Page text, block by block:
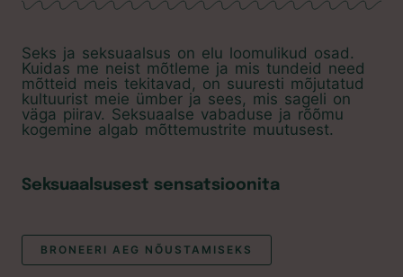
Seks ja seksuaalsus on elu loomulikud osad.
Kuidas me neist mõtleme ja mis tundeid need
mõtteid meis tekitavad, on suuresti mõjutatud
kultuurist meie ümber ja sees, mis sageli on
väga piirav. Seksuaalse vabaduse ja rõõmu
kogemine algab mõttemustrite muutusest.
Seksuaalsusest sensatsioonita
BRONEERI AEG NÕUSTAMISEKS